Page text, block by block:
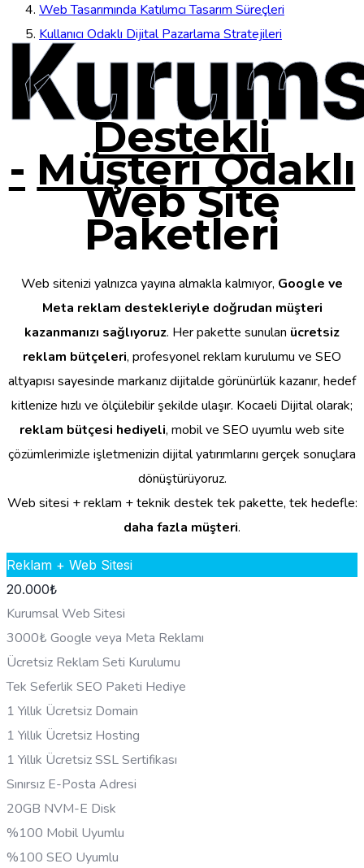
Web Tasarımında Katılımcı Tasarım Süreçleri
Kullanıcı Odaklı Dijital Pazarlama Stratejileri
Destekli
- Müşteri Odaklı
Web Site
Paketleri
Web sitenizi yalnızca yayına almakla kalmıyor, Google ve
Meta reklam destekleriyle doğrudan müşteri
kazanmanızı sağlıyoruz. Her pakette sunulan ücretsiz
reklam bütçeleri, profesyonel reklam kurulumu ve SEO
altyapısı sayesinde markanız dijitalde görünürlük kazanır, hedef
kitlenize hızlı ve ölçülebilir şekilde ulaşır. Kocaeli Dijital olarak;
reklam bütçesi hediyeli, mobil ve SEO uyumlu web site
çözümlerimizle işletmenizin dijital yatırımlarını gerçek sonuçlara
dönüştürüyoruz.
Web sitesi + reklam + teknik destek tek pakette, tek hedefle:
daha fazla müşteri.
Reklam + Web Sitesi
20.000₺
Kurumsal Web Sitesi
3000₺ Google veya Meta Reklamı
Ücretsiz Reklam Seti Kurulumu
Tek Seferlik SEO Paketi Hediye
1 Yıllık Ücretsiz Domain
1 Yıllık Ücretsiz Hosting
1 Yıllık Ücretsiz SSL Sertifikası
Sınırsız E-Posta Adresi
20GB NVM-E Disk
%100 Mobil Uyumlu
%100 SEO Uyumlu